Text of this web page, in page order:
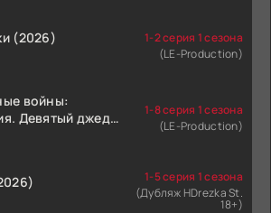
(2026)
1-2 серия 1 сезона
(LE-Production)
войны:
Девятый джедай
1-8 серия 1 сезона
(LE-Production)
1-5 серия 1 сезона
(Дубляж HDrezka St.
18+)